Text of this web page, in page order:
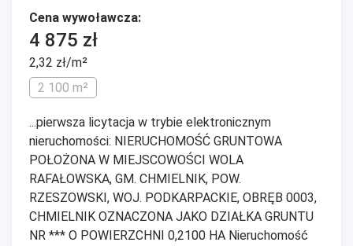
Cena wywoławcza:
4 875 zł
2,32 zł/m²
2 100 m²
...pierwsza licytacja w trybie elektronicznym
nieruchomości: NIERUCHOMOŚĆ GRUNTOWA
POŁOŻONA W MIEJSCOWOŚCI WOLA
RAFAŁOWSKA, GM. CHMIELNIK, POW.
RZESZOWSKI, WOJ. PODKARPACKIE, OBRĘB 0003,
CHMIELNIK OZNACZONA JAKO DZIAŁKA GRUNTU
NR *** O POWIERZCHNI 0,2100 HA Nieruchomość